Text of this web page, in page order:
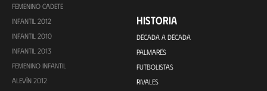
FEMENINO CADETE
INFANTIL 2012
INFANTIL 2010
INFANTIL 2013
FEMENINO INFANTIL
ALEVÍN 2012
HISTORIA
DÉCADA A DÉCADA
PALMARÉS
FUTBOLISTAS
RIVALES